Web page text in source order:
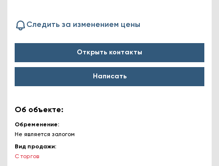
Следить за изменением цены
Открыть контакты
Написать
Об объекте:
Обременение
Не является залогом
Вид продажи
С торгов